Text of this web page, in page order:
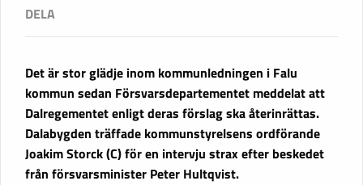
Det är stor glädje inom kommunledningen i Falu
kommun sedan Försvarsdepartementet meddelat att
Dalregementet enligt deras förslag ska återinrättas.
Dalabygden träffade kommunstyrelsens ordförande
Joakim Storck (C) för en intervju strax efter beskedet
från försvarsminister Peter Hultqvist.